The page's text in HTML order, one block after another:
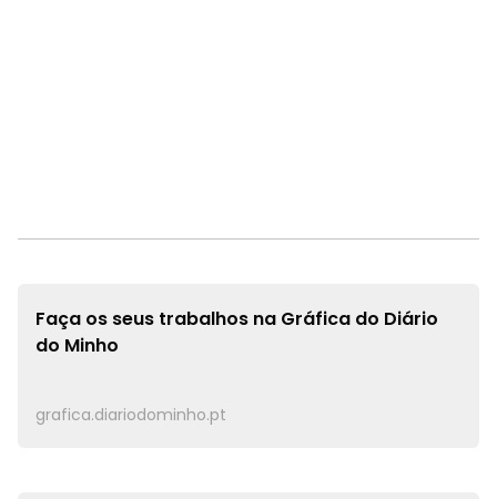
Faça os seus trabalhos na Gráfica do Diário
do Minho
grafica.diariodominho.pt